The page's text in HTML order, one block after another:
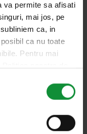
va permite sa afisati
mai jos, pe
ca, in
ca nu toate
Pentru mai